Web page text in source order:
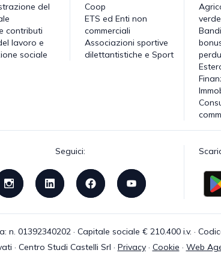
del
contributi
lavoro e
sociale
Coop
ETS ed Enti non
commerciali
Associazioni sportive
dilettantistiche e Sport
verde
Seguici:
n. 01392340202 · Capitale sociale € 210.400 i.v. ·
· Centro Studi Castelli Srl · Privacy· Cookie · Web